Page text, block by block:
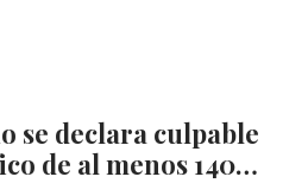
se declara culpable
de al menos 140…